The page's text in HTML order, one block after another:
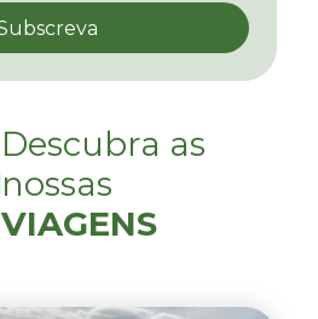
Descubra as
nossas
VIAGENS